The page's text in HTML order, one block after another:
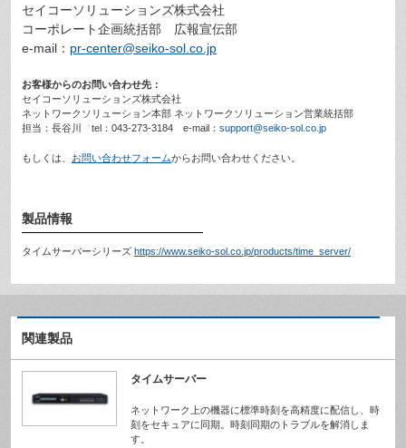
セイコーソリューションズ株式会社
コーポレート企画統括部 広報宣伝部
e-mail： pr-center@seiko-sol.co.jp
お客様からのお問い合わせ先：
セイコーソリューションズ株式会社
ネットワークソリューション本部 ネットワークソリューション営業統括部
担当：長谷川 tel：043-273-3184 e-mail： support@seiko-sol.co.jp
もしくは、 お問い合わせフォームからお問い合わせください。
製品情報
タイムサーバーシリーズ https://www.seiko-sol.co.jp/products/time_server/
関連製品
タイムサーバー
ネットワーク上の機器に標準時刻を高精度に配信し、時
刻をセキュアに同期。時刻同期のトラブルを解消しま
す。